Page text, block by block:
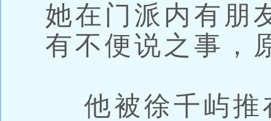
她在门派内有朋
有不便说之事，
他被徐千屿推